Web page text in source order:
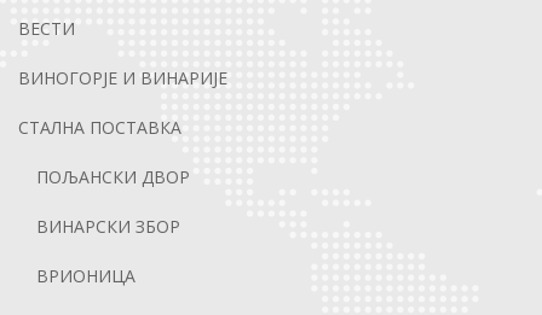
ВЕСТИ
ВИНОГОРЈЕ И ВИНАРИЈЕ
СТАЛНА ПОСТАВКА
ПОЉАНСКИ ДВОР
ВИНАРСКИ ЗБОР
ВРИОНИЦА